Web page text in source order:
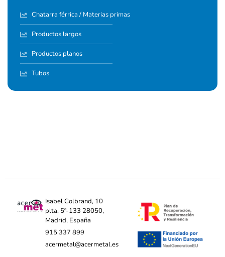
Chatarra férrica / Materias primas
Productos largos
Productos planos
Tubos
Isabel Colbrand, 10
plta. 5ª-133 28050,
Madrid, España
915 337 899
acermetal@acermetal.es